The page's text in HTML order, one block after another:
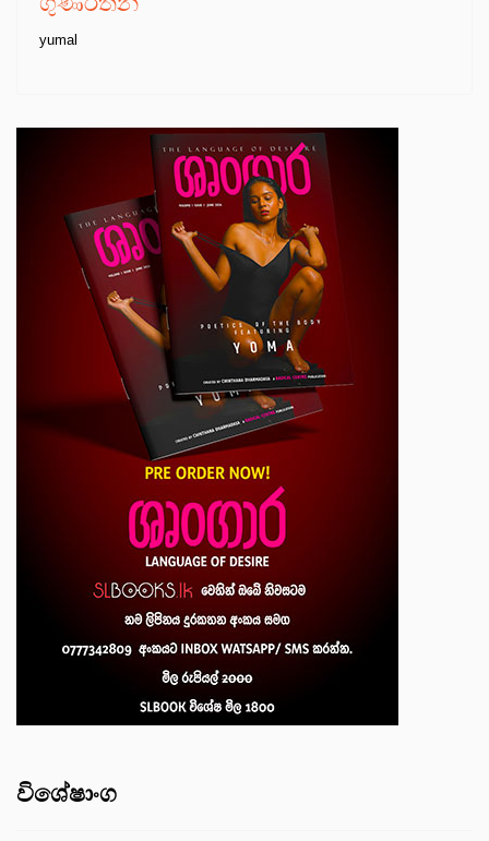
yumal
විශේෂාංග